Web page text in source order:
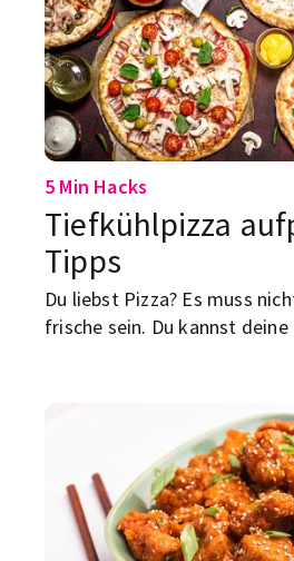
5 Min Hacks
Tiefkühlpizza
Tipps
Du liebst Pizza? Es muss
frische sein. Du kannst